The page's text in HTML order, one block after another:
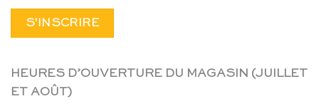
HEURES D’OUVERTURE DU MAGASIN (JUILLET
ET AOÛT)